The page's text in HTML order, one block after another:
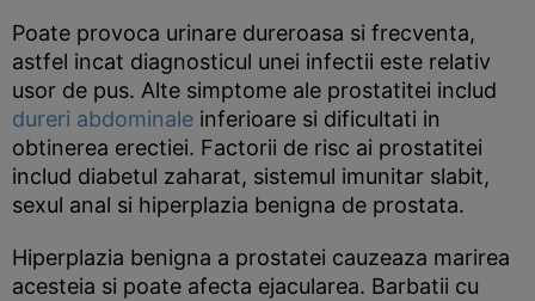
Poate provoca urinare dureroasa si frecventa,
astfel incat diagnosticul unei infectii este relativ
usor de pus. Alte simptome ale prostatitei includ
dureri abdominale inferioare si dificultati in
obtinerea erectiei. Factorii de risc ai prostatitei
includ diabetul zaharat, sistemul imunitar slabit,
sexul anal si hiperplazia benigna de prostata.
Hiperplazia benigna a prostatei cauzeaza marirea
acesteia si poate afecta ejacularea. Barbatii cu